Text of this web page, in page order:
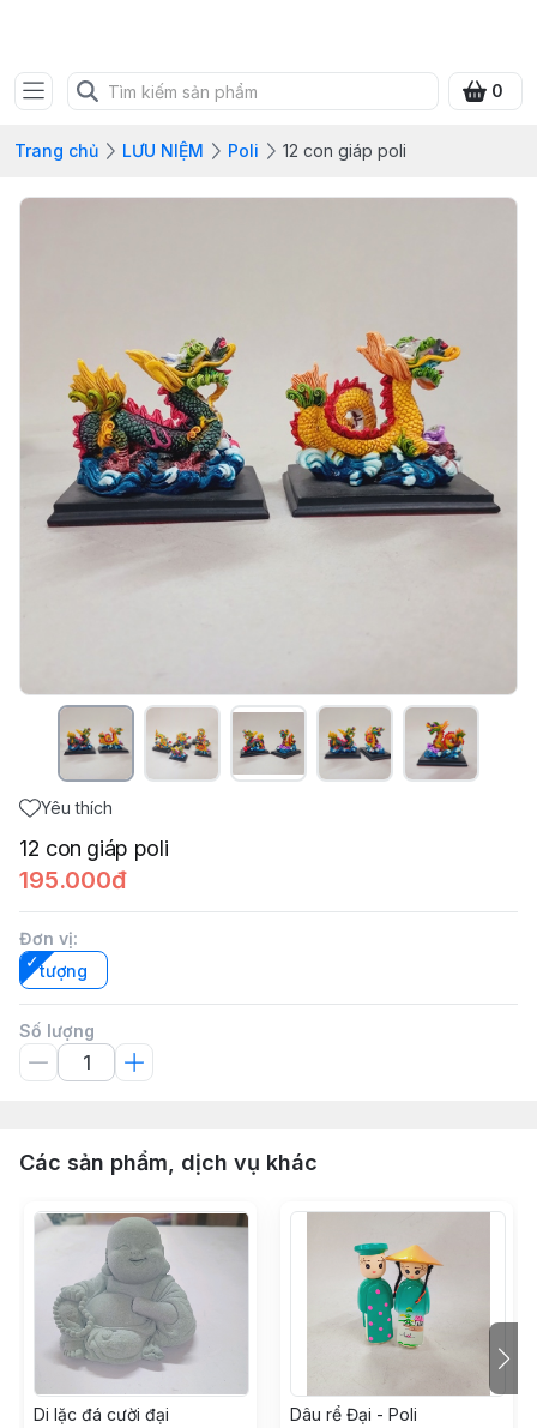
0
Trang chủ LƯU NIỆM Poli 12 con giáp poli
Yêu thích
12 con giáp poli
195.000đ
Đơn vị:
tượng
Số lượng
Các sản phẩm, dịch vụ khác
Di lặc đá cười đại Dâu rể Đại - Poli